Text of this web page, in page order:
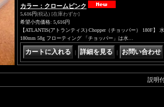
カラー：クロームピンク
5,616円(税込) [在庫わずか]
希望小売価格: 5,616円
【ATLANTIS(アトランティス) Chopper（チョッパー） 180F】
180mm 58g フローティング 「チョッパー」は水…
｜ ｜
説明